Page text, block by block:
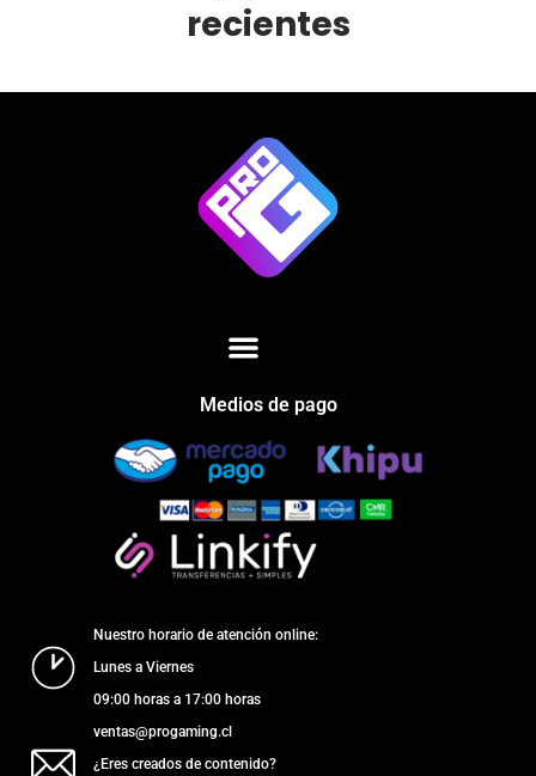
recientes
Medios de pago
Nuestro horario de atención online:
Lunes a Viernes
09:00 horas a 17:00 horas
ventas@progaming.cl
¿Eres creados de contenido?